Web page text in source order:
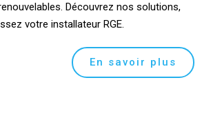
Découvrez nos solutions,
votre installateur RGE.
En savoir plus